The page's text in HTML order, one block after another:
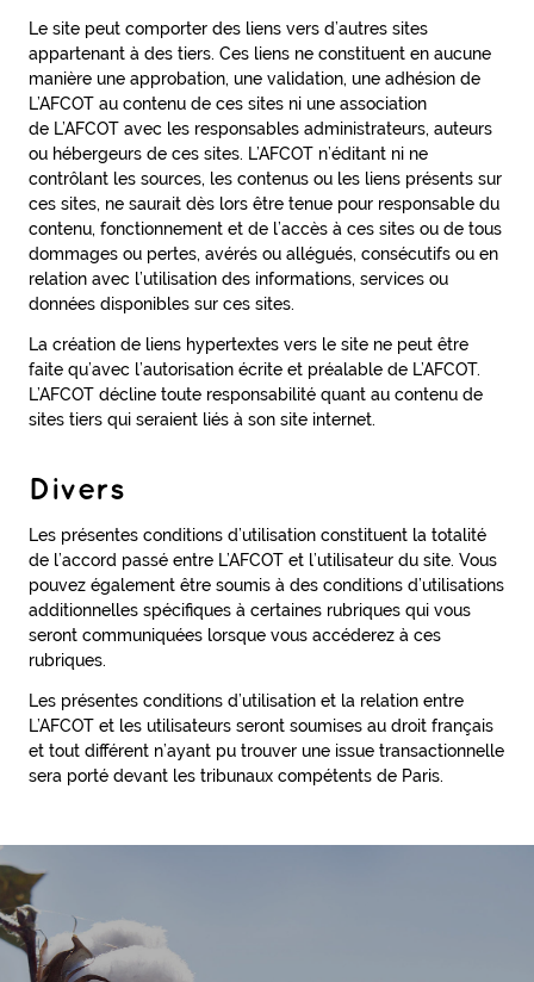
Le site peut comporter des liens vers d’autres sites
appartenant à des tiers. Ces liens ne constituent en aucune
manière une approbation, une validation, une adhésion de
L’AFCOT au contenu de ces sites ni une association
de L’AFCOT avec les responsables administrateurs, auteurs
ou hébergeurs de ces sites. L’AFCOT n’éditant ni ne
contrôlant les sources, les contenus ou les liens présents sur
ces sites, ne saurait dès lors être tenue pour responsable du
contenu, fonctionnement et de l’accès à ces sites ou de tous
dommages ou pertes, avérés ou allégués, consécutifs ou en
relation avec l’utilisation des informations, services ou
données disponibles sur ces sites.
La création de liens hypertextes vers le site ne peut être
faite qu’avec l’autorisation écrite et préalable de L’AFCOT.
L’AFCOT décline toute responsabilité quant au contenu de
sites tiers qui seraient liés à son site internet.
Divers
Les présentes conditions d’utilisation constituent la totalité
de l’accord passé entre L’AFCOT et l’utilisateur du site. Vous
pouvez également être soumis à des conditions d’utilisations
additionnelles spécifiques à certaines rubriques qui vous
seront communiquées lorsque vous accéderez à ces
rubriques.
Les présentes conditions d’utilisation et la relation entre
L’AFCOT et les utilisateurs seront soumises au droit français
et tout différent n’ayant pu trouver une issue transactionnelle
sera porté devant les tribunaux compétents de Paris.